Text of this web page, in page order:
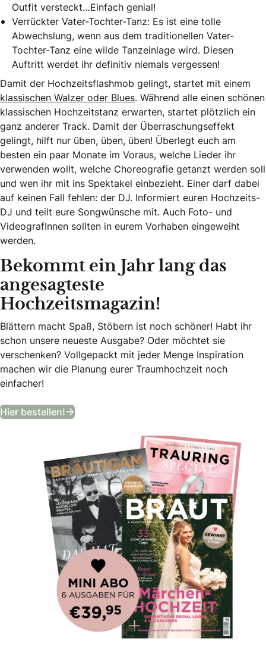
Outfit versteckt…Einfach genial!
Verrückter Vater-Tochter-Tanz: Es ist eine tolle
Abwechslung, wenn aus dem traditionellen Vater-
Tochter-Tanz eine wilde Tanzeinlage wird. Diesen
Auftritt werdet ihr definitiv niemals vergessen!
Damit der Hochzeitsflashmob gelingt, startet mit einem
klassischen Walzer oder Blues. Während alle einen schönen
klassischen Hochzeitstanz erwarten, startet plötzlich ein
ganz anderer Track. Damit der Überraschungseffekt
gelingt, hilft nur üben, üben, üben! Überlegt euch am
besten ein paar Monate im Voraus, welche Lieder ihr
verwenden wollt, welche Choreografie getanzt werden soll
und wen ihr mit ins Spektakel einbezieht. Einer darf dabei
auf keinen Fall fehlen: der DJ. Informiert euren Hochzeits-
DJ und teilt eure Songwünsche mit. Auch Foto- und
VideografInnen sollten in eurem Vorhaben eingeweiht
werden.
Bekommt ein Jahr lang das
angesagteste
Hochzeitsmagazin!
Blättern macht Spaß, Stöbern ist noch schöner! Habt ihr
schon unsere neueste Ausgabe? Oder möchtet sie
verschenken? Vollgepackt mit jeder Menge Inspiration
machen wir die Planung eurer Traumhochzeit noch
einfacher!
Hier bestellen! Bekommt ein Jahr lang das